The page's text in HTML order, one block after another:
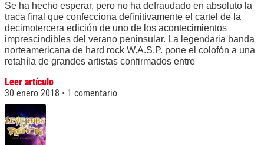
Se ha hecho esperar, pero no ha defraudado en absoluto la
traca final que confecciona definitivamente el cartel de la
decimotercera edición de uno de los acontecimientos
imprescindibles del verano peninsular. La legendaria banda
norteamericana de hard rock W.A.S.P. pone el colofón a una
retahíla de grandes artistas confirmados entre
Leer artículo
30 enero 2018
1 comentario